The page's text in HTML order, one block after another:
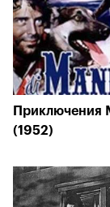
Приключения
(1952)